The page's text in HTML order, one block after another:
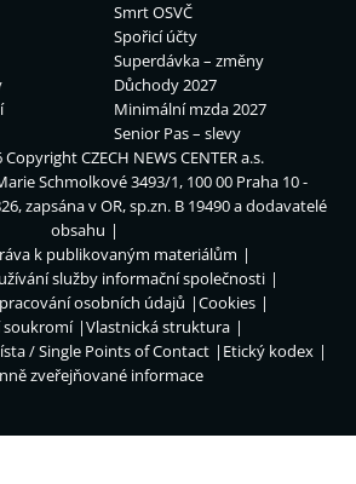
Smrt OSVČ
Spořicí účty
Superdávka – změny
Důchody 2027
Minimální mzda 2027
Senior Pas – slevy
CopyrightCZECH NEWS CENTER a.s.
Schmolkové 3493/1, 100 00 Praha 10 -
zapsána v OR, sp.zn. B 19490 a dodavatelé
obsahu
k publikovaným materiálům
služby informační společnosti
osobních údajů
Cookies
soukromí
Vlastnická struktura
/ Single Points of Contact
Etický kodex
zveřejňované informace